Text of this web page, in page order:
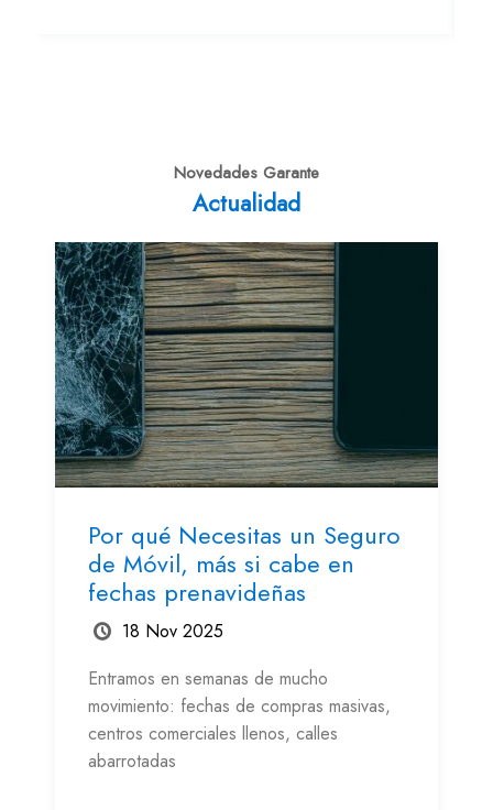
Novedades Garante
Actualidad
Por qué Necesitas un Seguro
de Móvil, más si cabe en
fechas prenavideñas
18 Nov 2025
Entramos en semanas de mucho
movimiento: fechas de compras masivas,
centros comerciales llenos, calles
abarrotadas